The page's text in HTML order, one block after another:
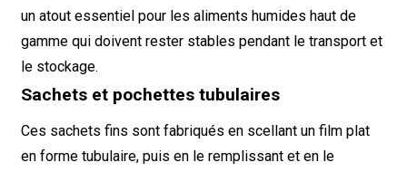
un atout essentiel pour les aliments humides haut de
gamme qui doivent rester stables pendant le transport et
le stockage.
Sachets et pochettes tubulaires
Ces sachets fins sont fabriqués en scellant un film plat
en forme tubulaire, puis en le remplissant et en le